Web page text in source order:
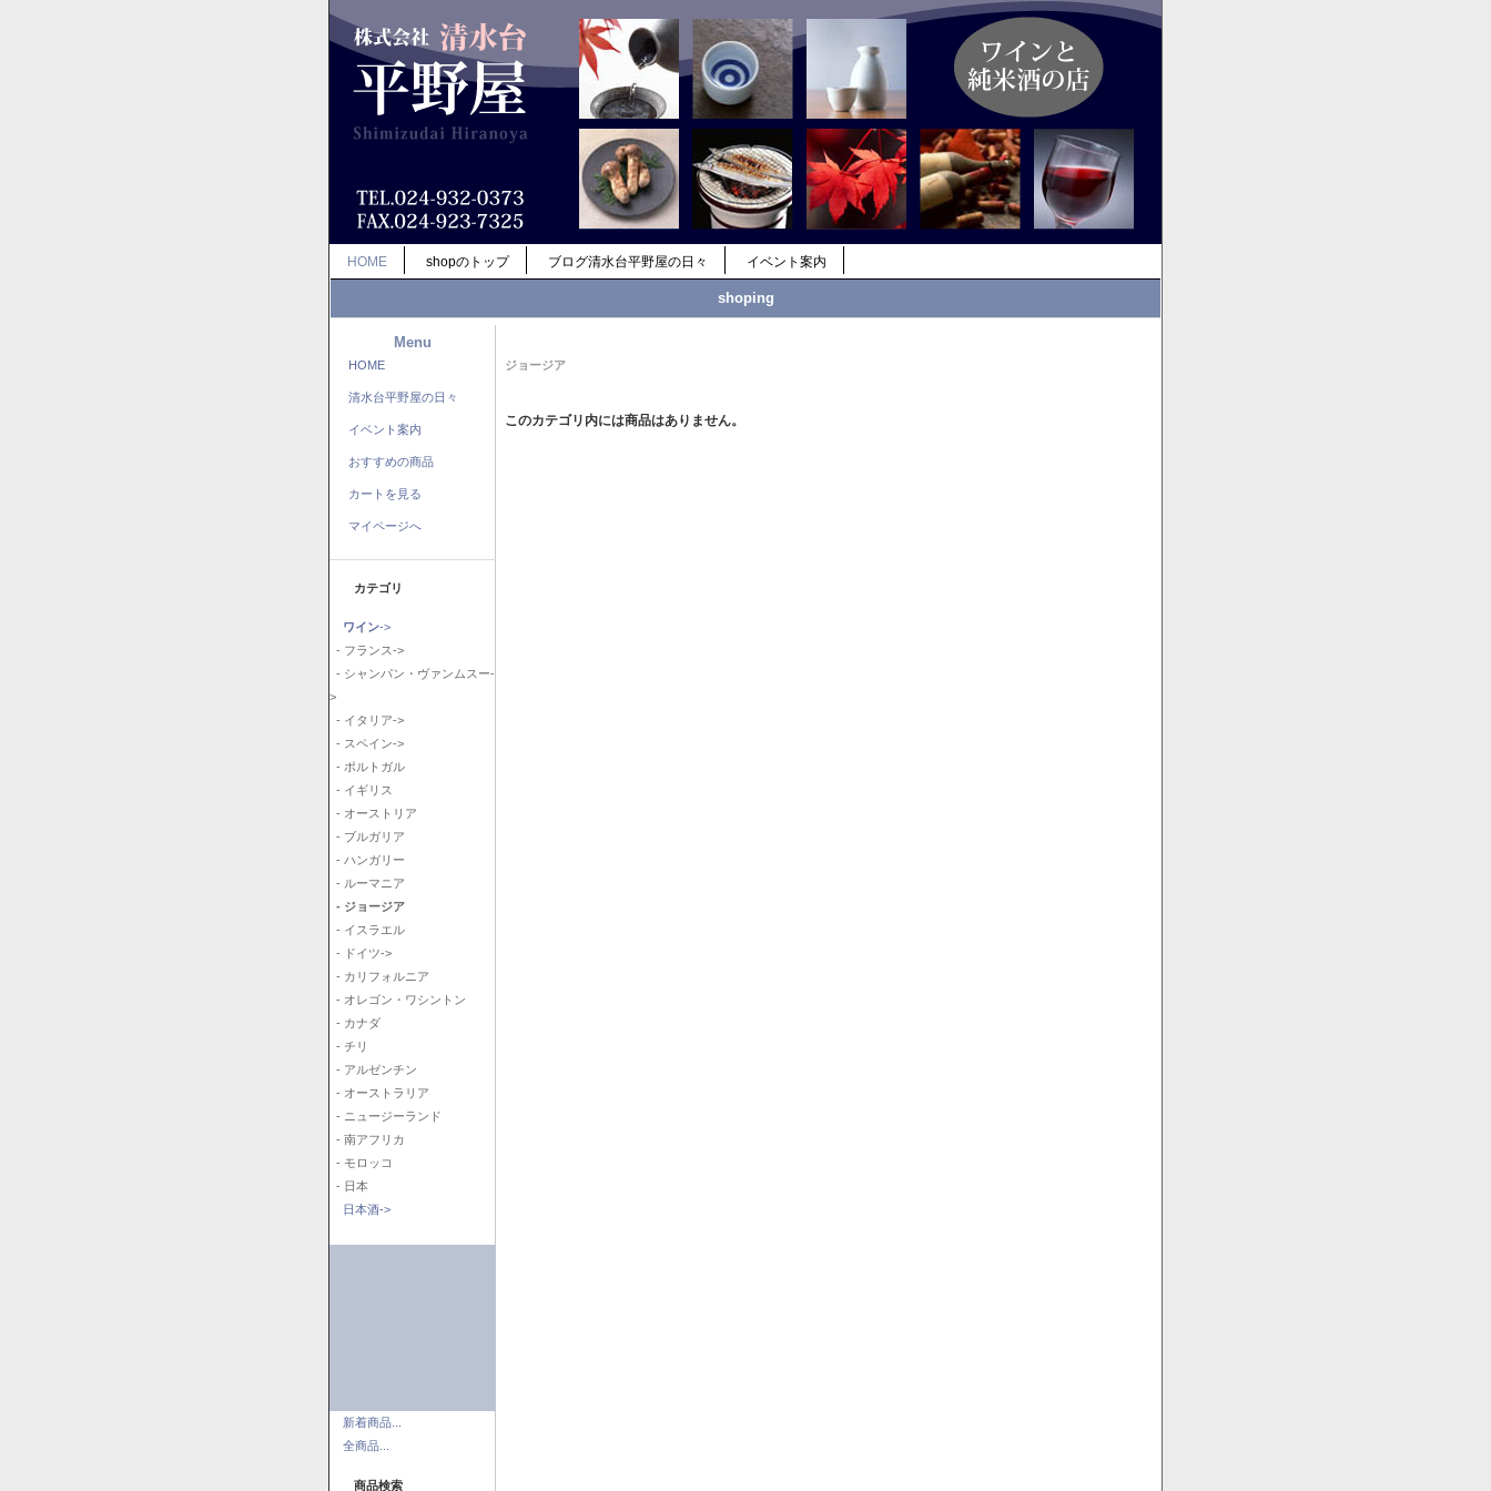
HOME shopのトップ ブログ清水台平野屋の日々 イベント案内
shoping
Menu
HOME
清水台平野屋の日々
イベント案内
おすすめの商品
カートを見る
マイページへ
カテゴリ
ワイン->
- フランス->
- シャンパン・ヴァンムスー-
>
- イタリア->
- スペイン->
- ポルトガル
- イギリス
- オーストリア
- ブルガリア
- ハンガリー
- ルーマニア
- ジョージア
- イスラエル
- ドイツ->
- カリフォルニア
- オレゴン・ワシントン
- カナダ
- チリ
- アルゼンチン
- オーストラリア
- ニュージーランド
- 南アフリカ
- モロッコ
- 日本
日本酒->
新着商品...
全商品...
商品検索
ジョージア
このカテゴリ内には商品はありません。